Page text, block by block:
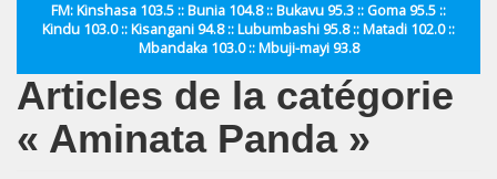
FM: Kinshasa 103.5 :: Bunia 104.8 :: Bukavu 95.3 :: Goma 95.5 ::
Kindu 103.0 :: Kisangani 94.8 :: Lubumbashi 95.8 :: Matadi 102.0 ::
Mbandaka 103.0 :: Mbuji-mayi 93.8
Articles de la catégorie
« Aminata Panda »